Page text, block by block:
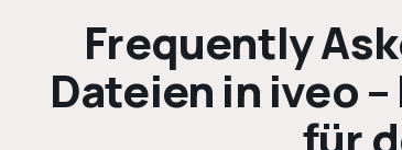
Frequently
Dateien in iveo